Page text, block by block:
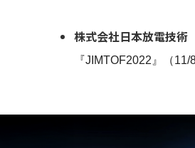
株式会社日本放電技術
『JIMTOF2022』（